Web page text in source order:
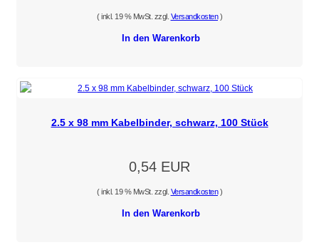
( inkl. 19 % MwSt. zzgl. Versandkosten)
In den Warenkorb
2.5 x 98 mm Kabelbinder, schwarz, 100 Stück
0,54 EUR
( inkl. 19 % MwSt. zzgl. Versandkosten)
In den Warenkorb